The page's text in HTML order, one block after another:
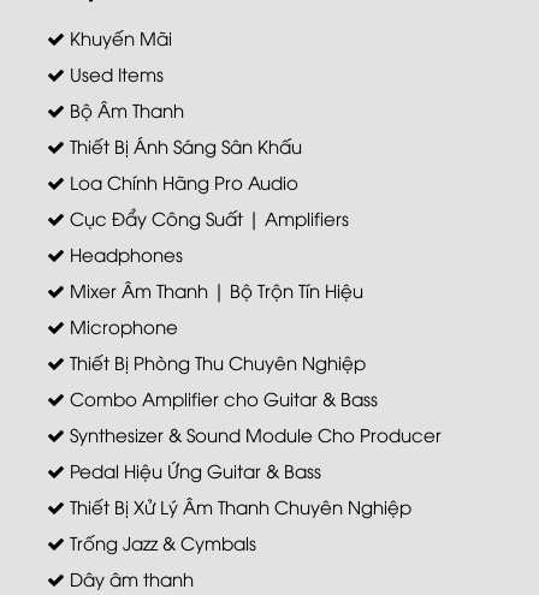
Khuyến Mãi
Used Items
Bộ Âm Thanh
Thiết Bị Ánh Sáng Sân Khấu
Loa Chính Hãng Pro Audio
Cục Đẩy Công Suất | Amplifiers
Headphones
Mixer Âm Thanh | Bộ Trộn Tín Hiệu
Microphone
Thiết Bị Phòng Thu Chuyên Nghiệp
Combo Amplifier cho Guitar & Bass
Synthesizer & Sound Module Cho Producer
Pedal Hiệu Ứng Guitar & Bass
Thiết Bị Xử Lý Âm Thanh Chuyên Nghiệp
Trống Jazz & Cymbals
Dây âm thanh